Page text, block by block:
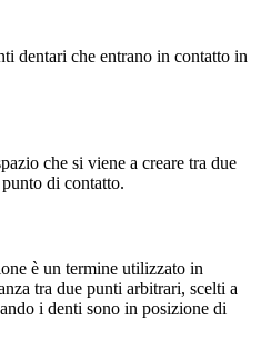
dentari che entrano in contatto in
che si viene a creare tra due
di contatto.
è un termine utilizzato in
tra due punti arbitrari, scelti a
i denti sono in posizione di